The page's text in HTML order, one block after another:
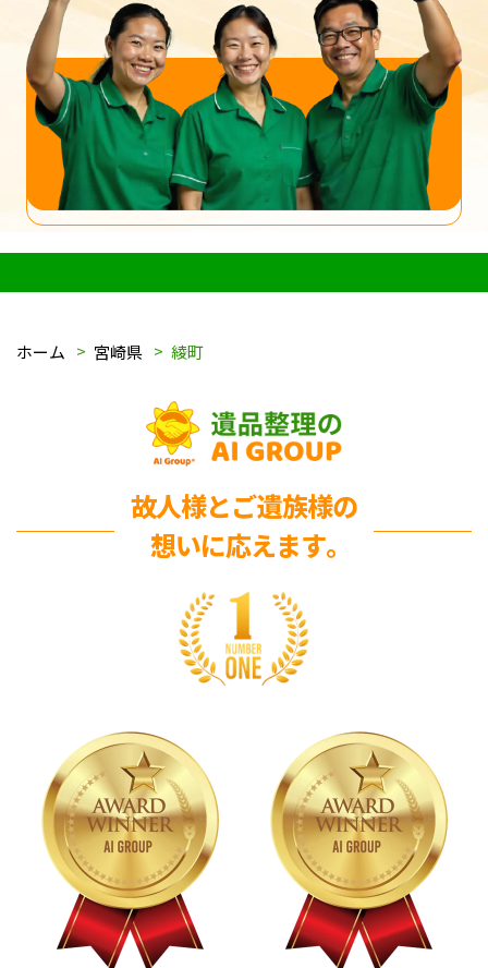
ホーム 宮崎県 綾町
故人様とご遺族様の
想いに応えます｡